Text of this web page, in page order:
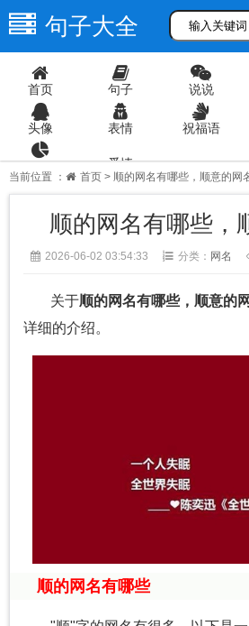
句子大全
首页 句子 说说
头像 表情 祝福语
爱情
当前位置 ： 首页 > 顺的网名有哪些，顺意的网
顺的网名有哪些，
2026-06-02 03:54:33 分类： 网名
关于顺的网名有哪些，顺意的
详细的介绍。
顺的网名有哪些